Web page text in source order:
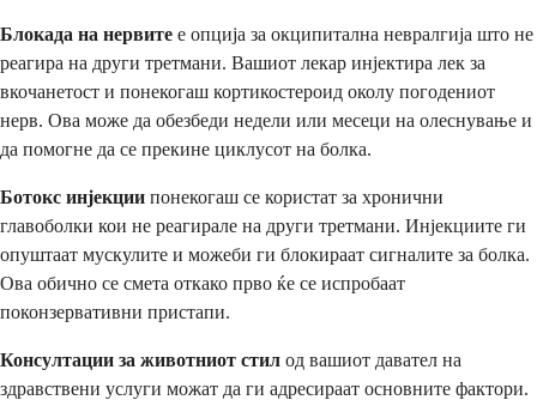
Блокада на нервите е опција за окципитална невралгија што не
реагира на други третмани. Вашиот лекар инјектира лек за
вкочанетост и понекогаш кортикостероид околу погодениот
нерв. Ова може да обезбеди недели или месеци на олеснување и
да помогне да се прекине циклусот на болка.
Ботокс инјекции понекогаш се користат за хронични
главоболки кои не реагирале на други третмани. Инјекциите ги
опуштаат мускулите и можеби ги блокираат сигналите за болка.
Ова обично се смета откако прво ќе се испробаат
поконзервативни пристапи.
Консултации за животниот стил од вашиот давател на
здравствени услуги можат да ги адресираат основните фактори.